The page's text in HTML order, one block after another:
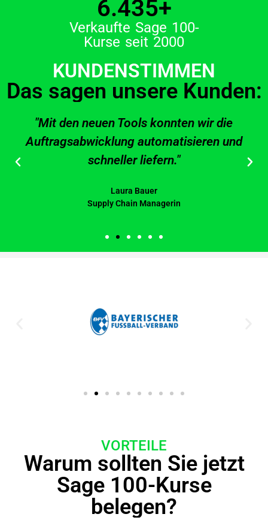
Verkaufte Sage 100-
Kurse seit 2000
6.435+
KUNDENSTIMMEN
Das sagen unsere Kunden:
"Mit den neuen Tools konnten wir die
Auftragsabwicklung automatisieren und
schneller liefern."
Laura Bauer
Supply Chain Managerin
VORTEILE
Warum sollten Sie jetzt
Sage 100-Kurse
belegen?